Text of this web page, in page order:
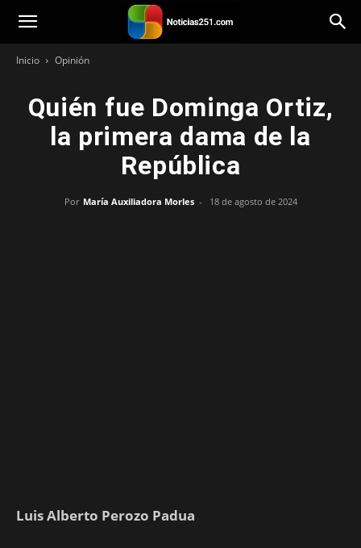
Noticias251
Inicio Opinión
Quién fue Dominga Ortiz,
la primera dama de la
República
Por María Auxiliadora Morles - 18 de agosto de 2024
Luis Alberto Perozo Padua